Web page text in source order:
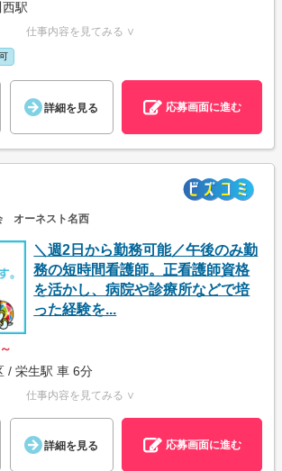
駅
仕事内容を見てみる ∨
詳細を見る 応募画面に進む
オーネスト名西
＼週2日から勤務可能／午後のみ勤
務の短時間看護師。正看護師資格
を活かし、病院や診療所などで培
った経験を...
/ 栄生駅 車 6分
仕事内容を見てみる ∨
詳細を見る 応募画面に進む